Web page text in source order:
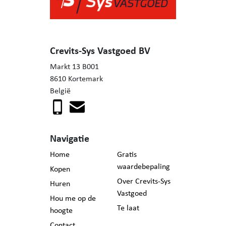
- Muurisolatie zorgt voor EPC C
- Grotendeel ramen reeds vernieuwd
potentieel? Aarzel niet en bel Mieke: 0471/57 94 06.
Crevits-Sys Vastgoed BV
Markt 13 B001
8610 Kortemark
België
Navigatie
Home
Kopen
Huren
Hou me op de
hoogte
Gratis
waardebepaling
Over Crevits-Sys
Vastgoed
Te laat